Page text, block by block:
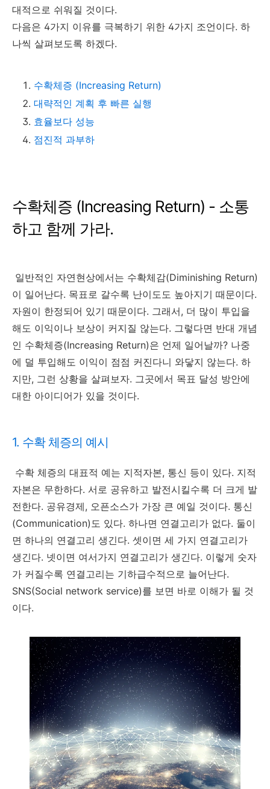
대적으로 쉬워질 것이다.
다음은 4가지 이유를 극복하기 위한 4가지 조언이다. 하
나씩 살펴보도록 하겠다.
수확체증 (Increasing Return)
대략적인 계획 후 빠른 실행
효율보다 성능
점진적 과부하
수확체증 (Increasing Return) - 소통
하고 함께 가라.
일반적인 자연현상에서는 수확체감(Diminishing Return)
이 일어난다. 목표로 갈수록 난이도도 높아지기 때문이다.
자원이 한정되어 있기 때문이다. 그래서, 더 많이 투입을
해도 이익이나 보상이 커지질 않는다. 그렇다면 반대 개념
인 수확체증(Increasing Return)은 언제 일어날까? 나중
에 덜 투입해도 이익이 점점 커진다니 와닿지 않는다. 하
지만, 그런 상황을 살펴보자. 그곳에서 목표 달성 방안에
대한 아이디어가 있을 것이다.
1. 수확 체증의 예시
수확 체증의 대표적 예는 지적자본, 통신 등이 있다. 지적
자본은 무한하다. 서로 공유하고 발전시킬수록 더 크게 발
전한다. 공유경제, 오픈소스가 가장 큰 예일 것이다. 통신
(Communication)도 있다. 하나면 연결고리가 없다. 둘이
면 하나의 연결고리 생긴다. 셋이면 세 가지 연결고리가
생긴다. 넷이면 여서가지 연결고리가 생긴다. 이렇게 숫자
가 커질수록 연결고리는 기하급수적으로 늘어난다.
SNS(Social network service)를 보면 바로 이해가 될 것
이다.